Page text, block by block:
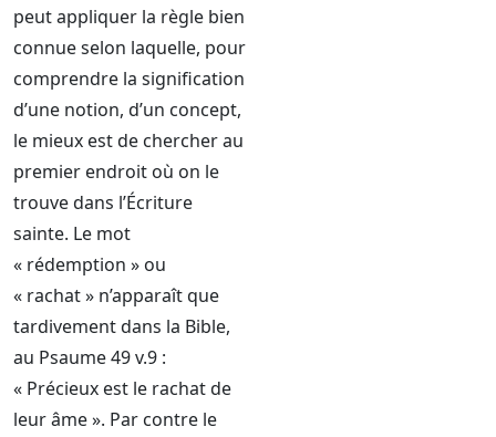
peut appliquer la règle bien
connue selon laquelle, pour
comprendre la signification
d’une notion, d’un concept,
le mieux est de chercher au
premier endroit où on le
trouve dans l’Écriture
sainte. Le mot
« rédemption » ou
« rachat » n’apparaît que
tardivement dans la Bible,
au Psaume 49 v.9 :
« Précieux est le rachat de
leur âme ». Par contre le